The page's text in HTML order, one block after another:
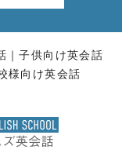
子供向け英会話
様向け英会話